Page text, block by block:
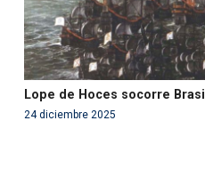
Lope de Hoces socorre Brasil
24 diciembre 2025